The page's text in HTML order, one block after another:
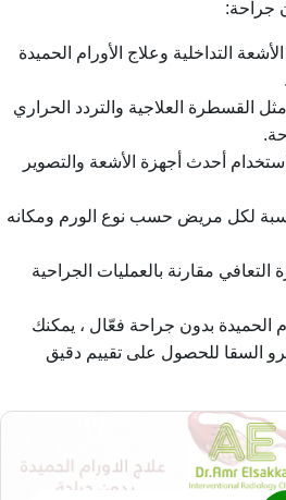
جراحة:
التداخلية وعلاج الأورام الحميدة
القسطرة العلاجية والتردد الحراري
أحدث أجهزة الأشعة والتصوير
لكل مريض حسب نوع الورم ومكانه
مقارنة بالعمليات الجراحية
الحميدة بدون جراحة فعّال ، يمكنك
السقا للحصول على تقييم دقيق